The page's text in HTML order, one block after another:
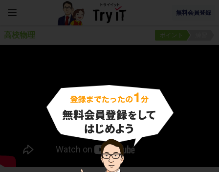
無料会員登録
高校物理 ポイント